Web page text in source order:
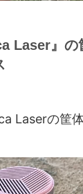
Laser』の
Laserの筐